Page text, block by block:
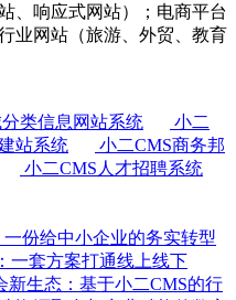
、响应式网站）；电商平台
业网站（旅游、外贸、教育
分类信息网站系统
小二
站系统
小二CMS商务邦
小二CMS人才招聘系统
份给中小企业的务实转型
一套方案打通线上线下
新生态：基于小二CMS的行